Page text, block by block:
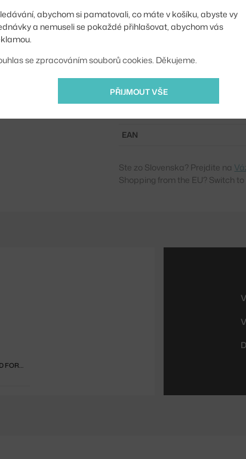
Průměr:
Materiál:
EAN
Ste zo Slovenska? Prejdite na
Shopping from the EU? Switch to
VÁZA BAKKU M, SMOKED FOREST
abychom si pamatovali, co máte v košíku, abyste vy
a nemuseli se pokaždé přihlašovat, abychom vás
se zpracováním souborů cookies. Děkujeme.
PŘIJMOUT VŠE